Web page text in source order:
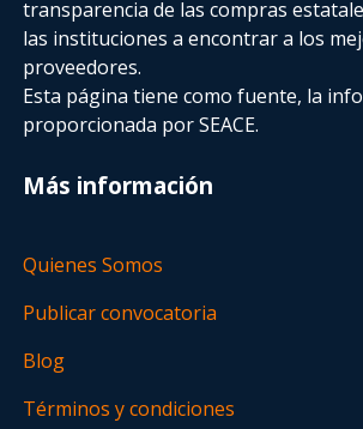
transparencia de las compras
las instituciones a encontrar a los
proveedores.
Esta página tiene como fuente, la
proporcionada por SEACE.
Más información
Quienes Somos
Publicar convocatoria
Blog
Términos y condiciones